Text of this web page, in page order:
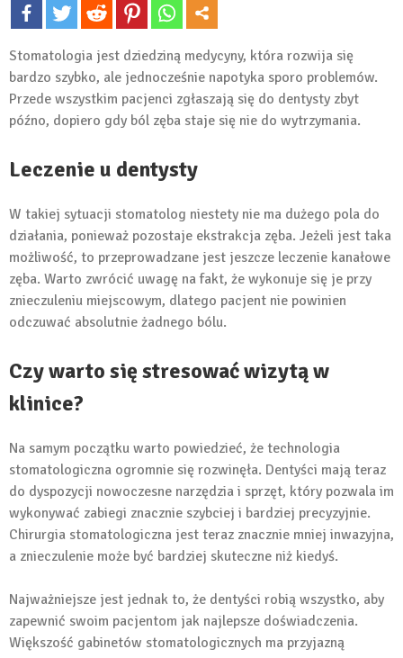
Stomatologia jest dziedziną medycyny, która rozwija się
bardzo szybko, ale jednocześnie napotyka sporo problemów.
Przede wszystkim pacjenci zgłaszają się do dentysty zbyt
późno, dopiero gdy ból zęba staje się nie do wytrzymania.
Leczenie u dentysty
W takiej sytuacji stomatolog niestety nie ma dużego pola do
działania, ponieważ pozostaje ekstrakcja zęba. Jeżeli jest taka
możliwość, to przeprowadzane jest jeszcze leczenie kanałowe
zęba. Warto zwrócić uwagę na fakt, że wykonuje się je przy
znieczuleniu miejscowym, dlatego pacjent nie powinien
odczuwać absolutnie żadnego bólu.
Czy warto się stresować wizytą w
klinice?
Na samym początku warto powiedzieć, że technologia
stomatologiczna ogromnie się rozwinęła. Dentyści mają teraz
do dyspozycji nowoczesne narzędzia i sprzęt, który pozwala im
wykonywać zabiegi znacznie szybciej i bardziej precyzyjnie.
Chirurgia stomatologiczna jest teraz znacznie mniej inwazyjna,
a znieczulenie może być bardziej skuteczne niż kiedyś.
Najważniejsze jest jednak to, że dentyści robią wszystko, aby
zapewnić swoim pacjentom jak najlepsze doświadczenia.
Większość gabinetów stomatologicznych ma przyjazną